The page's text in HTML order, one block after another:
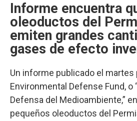
Informe encuentra
oleoductos del
emiten grandes
gases de efecto
Un informe publicado el martes
Environmental Defense Fund, o
Defensa del Medioambiente,”
pequeños oleoductos del